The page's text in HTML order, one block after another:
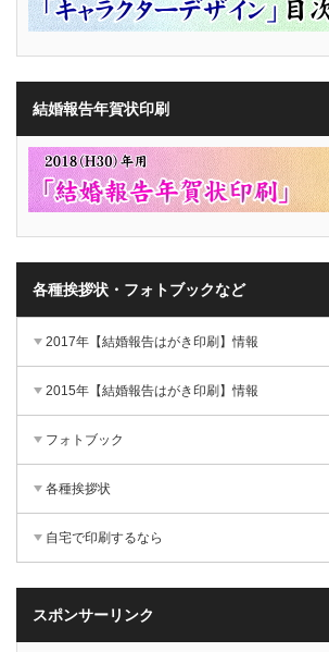
結婚報告年賀状印刷
各種挨拶状・フォトブックなど
2017年【結婚報告はがき印刷】情報
2015年【結婚報告はがき印刷】情報
フォトブック
各種挨拶状
自宅で印刷するなら
スポンサーリンク